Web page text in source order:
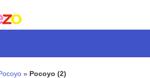
» Pocoyo (2)